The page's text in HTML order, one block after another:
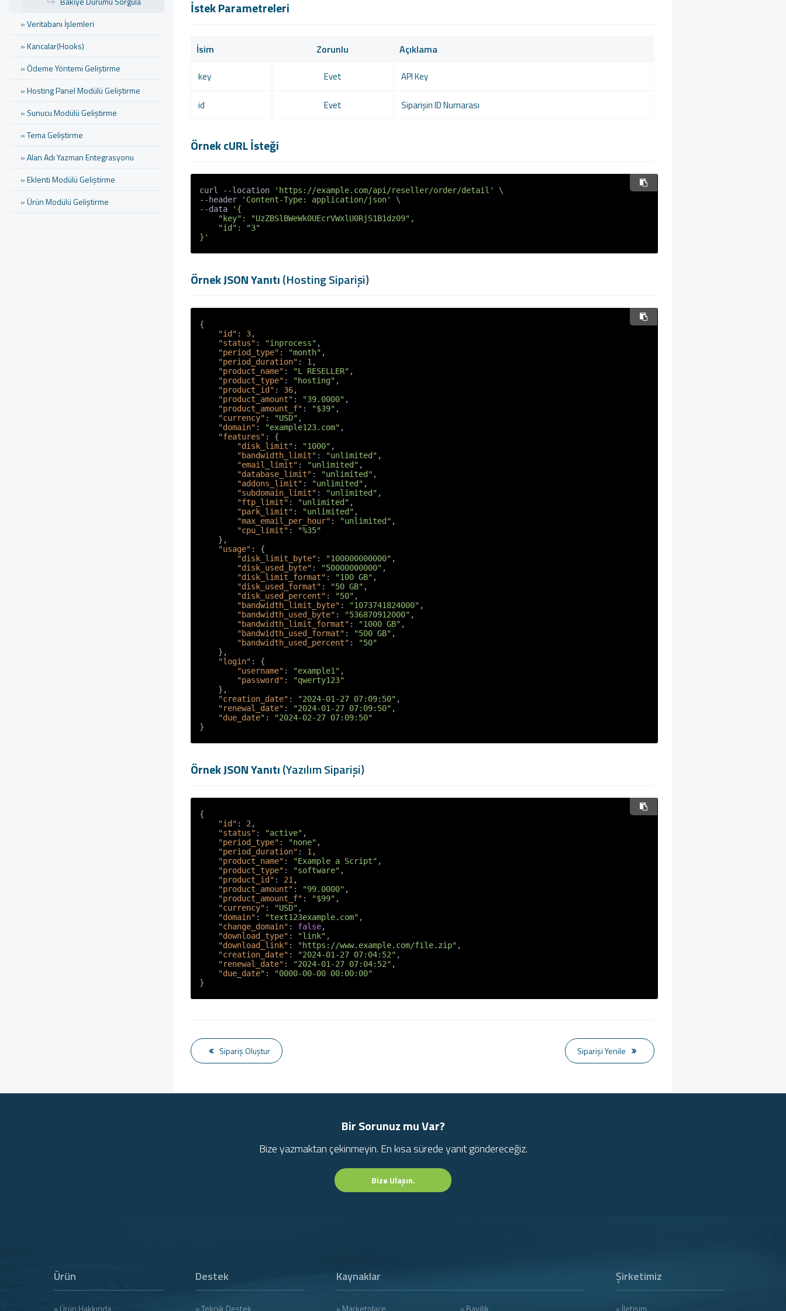
» Veritabanı İşlemleri
» Kancalar(Hooks)
» Ödeme Yöntemi Geliştirme
» Hosting Panel Modülü Geliştirme
» Sunucu Modülü Geliştirme
» Tema Geliştirme
» Alan Adı Yazman Entegrasyonu
» Eklenti Modülü Geliştirme
» Ürün Modülü Geliştirme
İstek Parametreleri
İsim Zorunlu Açıklama
key Evet API Key
id Evet Siparişin ID Numarası
Örnek cURL İsteği
curl --location 'https://example.com/api/reseller/order/detail'
\
--header
'Content-Type: application/json'
\
--data
'{
}'
Örnek JSON Yanıtı(Hosting Siparişi)
{
"id" : 3,
"status" : "inprocess" ,
"period_type" : "month" ,
"period_duration" : 1 ,
"product_name" : "L RESELLER" ,
"product_type" : "hosting" ,
"product_id" : 36,
"product_amount" : "39.0000" ,
"product_amount_f" : "$39" ,
"currency" : "USD" ,
"domain" : "example123.com" ,
"features" :
{
"disk_limit" : "1000" ,
"bandwidth_limit" : "unlimited" ,
"email_limit" : "unlimited" ,
"database_limit" : "unlimited" ,
"addons_limit" : "unlimited" ,
"subdomain_limit" : "unlimited" ,
"ftp_limit" : "unlimited" ,
"park_limit" : "unlimited" ,
"max_email_per_hour" : "unlimited" ,
"cpu_limit" :
"%35"
} ,
"usage" :
{
"disk_limit_byte" : "100000000000" ,
"disk_used_byte" : "50000000000" ,
"disk_limit_format" : "100 GB" ,
"disk_used_format" : "50 GB" ,
"disk_used_percent" : "50" ,
"bandwidth_limit_byte" : "1073741824000" ,
"bandwidth_used_byte" : "536870912000" ,
"bandwidth_limit_format" : "1000 GB" ,
"bandwidth_used_format" : "500 GB" ,
"bandwidth_used_percent" :
"50"
} ,
"login" :
{
"username" : "example1" ,
"password" :
"qwerty123"
} ,
"creation_date" : "2024-01-27 07:09:50" ,
"renewal_date" : "2024-01-27 07:09:50" ,
"due_date" :
"2024-02-27 07:09:50"
}
Örnek JSON Yanıtı(Yazılım Siparişi)
{
"id" : 2 ,
"status" : "active" ,
"period_type" : "none" ,
"period_duration" : 1 ,
"product_name" : "Example a Script" ,
"product_type" : "software" ,
"product_id" : 21 ,
"product_amount" : "99.0000" ,
"product_amount_f" : "$99" ,
"currency" : "USD" ,
"domain" : "text123example.com" ,
"change_domain" : false,
"download_type" : "link" ,
"download_link" : "https://www.example.com/file.zip" ,
"creation_date" : "2024-01-27 07:04:52" ,
"renewal_date" : "2024-01-27 07:04:52" ,
"due_date" :
"0000-00-00 00:00:00"
}
Sipariş Oluştur Siparişi Yenile
Bir Sorunuz mu Var?
Bize yazmaktan çekinmeyin. En kısa sürede yanıt göndereceğiz.
Bize Ulaşın.
Ürün
» Ürün Hakkında
Destek
» Teknik Destek
Kaynaklar
» Marketplace » Bayilik
Şirketimiz
» İletişim